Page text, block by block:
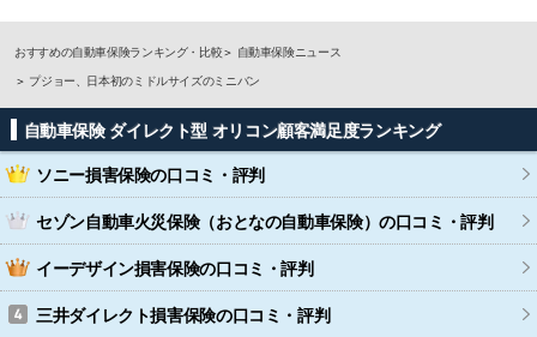
おすすめの自動車保険ランキング・比較
自動車保険ニュース
プジョー、日本初のミドルサイズのミニバン
自動車保険 ダイレクト型 オリコン顧客満足度ランキング
ソニー損害保険の口コミ・評判
セゾン自動車火災保険（おとなの自動車保険）の口コミ・評判
イーデザイン損害保険の口コミ・評判
三井ダイレクト損害保険の口コミ・評判